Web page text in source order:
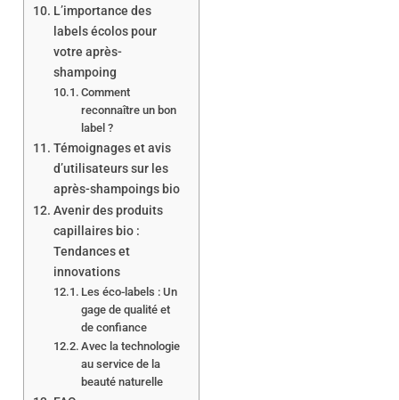
L’importance des
labels écolos pour
votre après-
shampoing
Comment
reconnaître un bon
label ?
Témoignages et avis
d’utilisateurs sur les
après-shampoings bio
Avenir des produits
capillaires bio :
Tendances et
innovations
Les éco-labels : Un
gage de qualité et
de confiance
Avec la technologie
au service de la
beauté naturelle